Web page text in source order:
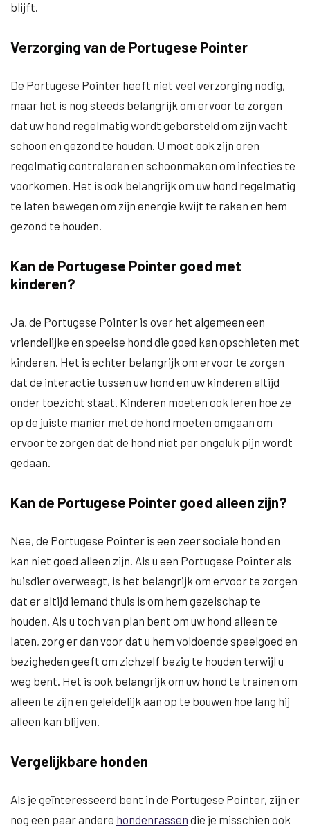
blijft.
Verzorging van de Portugese Pointer
De Portugese Pointer heeft niet veel verzorging nodig,
maar het is nog steeds belangrijk om ervoor te zorgen
dat uw hond regelmatig wordt geborsteld om zijn vacht
schoon en gezond te houden. U moet ook zijn oren
regelmatig controleren en schoonmaken om infecties te
voorkomen. Het is ook belangrijk om uw hond regelmatig
te laten bewegen om zijn energie kwijt te raken en hem
gezond te houden.
Kan de Portugese Pointer goed met
kinderen?
Ja, de Portugese Pointer is over het algemeen een
vriendelijke en speelse hond die goed kan opschieten met
kinderen. Het is echter belangrijk om ervoor te zorgen
dat de interactie tussen uw hond en uw kinderen altijd
onder toezicht staat. Kinderen moeten ook leren hoe ze
op de juiste manier met de hond moeten omgaan om
ervoor te zorgen dat de hond niet per ongeluk pijn wordt
gedaan.
Kan de Portugese Pointer goed alleen zijn?
Nee, de Portugese Pointer is een zeer sociale hond en
kan niet goed alleen zijn. Als u een Portugese Pointer als
huisdier overweegt, is het belangrijk om ervoor te zorgen
dat er altijd iemand thuis is om hem gezelschap te
houden. Als u toch van plan bent om uw hond alleen te
laten, zorg er dan voor dat u hem voldoende speelgoed en
bezigheden geeft om zichzelf bezig te houden terwijl u
weg bent. Het is ook belangrijk om uw hond te trainen om
alleen te zijn en geleidelijk aan op te bouwen hoe lang hij
alleen kan blijven.
Vergelijkbare honden
Als je geïnteresseerd bent in de Portugese Pointer, zijn er
nog een paar andere hondenrassen die je misschien ook